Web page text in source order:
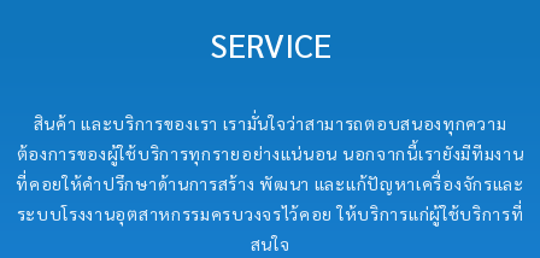
SERVICE
สินค้า และบริการของเรา เรามั่นใจว่าสามารถตอบสนองทุกความ
ต้องการของผู้ใช้บริการทุกรายอย่างแน่นอน นอกจากนี้เรายังมีทีมงาน
ที่คอยให้คำปรึกษาด้านการสร้าง พัฒนา และแก้ปัญหาเครื่องจักรและ
ระบบโรงงานอุตสาหกรรมครบวงจรไว้คอย ให้บริการแก่ผู้ใช้บริการที่
สนใจ